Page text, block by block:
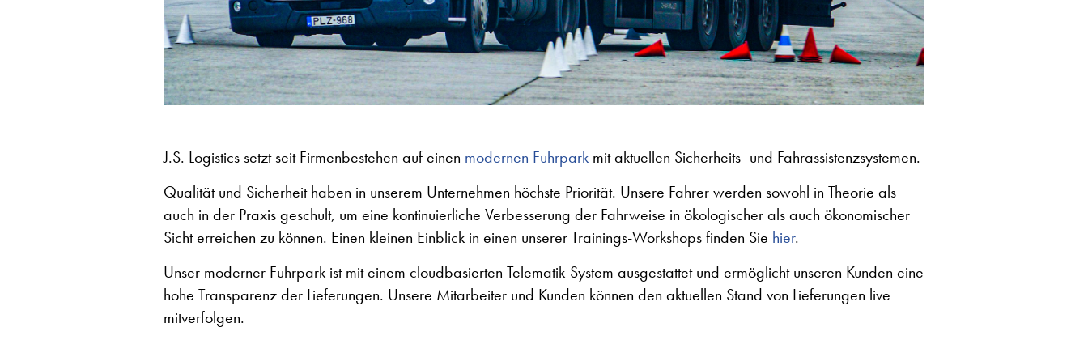
J.S. Logistics setzt seit Firmenbestehen auf einen modernen Fuhrpark mit aktuellen Sicherheits- und Fahrassistenzsystemen.
Qualität und Sicherheit haben in unserem Unternehmen höchste Priorität. Unsere Fahrer werden sowohl in Theorie als
auch in der Praxis geschult, um eine kontinuierliche Verbesserung der Fahrweise in ökologischer als auch ökonomischer
Sicht erreichen zu können. Einen kleinen Einblick in einen unserer Trainings-Workshops finden Sie hier.
Unser moderner Fuhrpark ist mit einem cloudbasierten Telematik-System ausgestattet und ermöglicht unseren Kunden eine
hohe Transparenz der Lieferungen. Unsere Mitarbeiter und Kunden können den aktuellen Stand von Lieferungen live
mitverfolgen.